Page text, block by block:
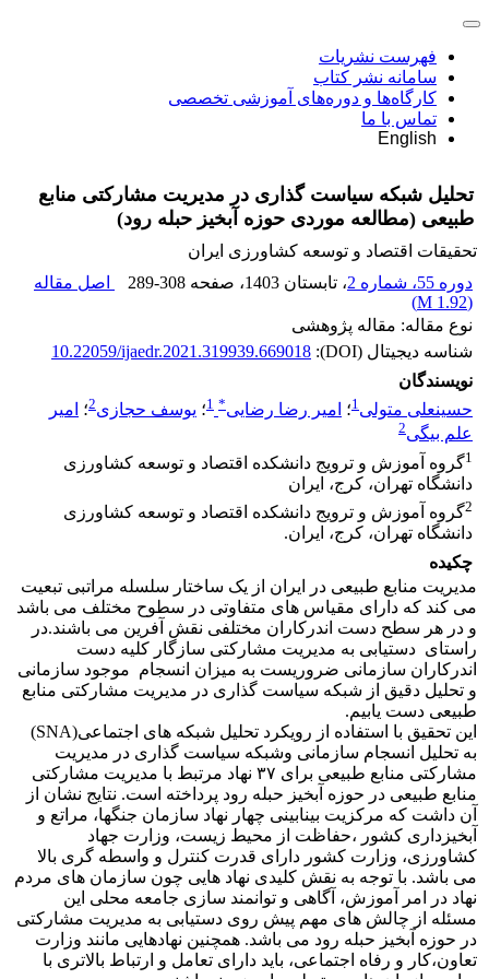
فهرست نشریات
سامانه نشر کتاب
کارگاه‌ها و دوره‌های آموزشی تخصصی
تماس با ما
English
تحلیل شبکه سیاست گذاری در مدیریت مشارکتی منابع
طبیعی (مطالعه موردی حوزه آبخیز حبله رود)
تحقیقات اقتصاد و توسعه کشاورزی ایران
دوره 55، شماره 2
، تابستان 1403 ، صفحه 289-308
اصل مقاله
(
1.92 M
)
نوع مقاله: مقاله پژوهشی
شناسه دیجیتال (DOI):
10.22059/ijaedr.2021.319939.669018
نویسندگان
حسینعلی متولی1؛ امیر رضا رضایی*
1؛ یوسف حجازی2؛ امیر
علم بیگی2
1گروه آموزش و ترویج دانشکده اقتصاد و توسعه کشاورزی
دانشگاه تهران، کرج، ایران
2گروه آموزش و ترویج دانشکده اقتصاد و توسعه کشاورزی
دانشگاه تهران، کرج، ایران.
چکیده
مدیریت منابع طبیعی در ایران از یک ساختار سلسله مراتبی تبعیت
می کند که دارای مقیاس های متفاوتی در سطوح مختلف می باشد
و در هر سطح دست اندرکاران مختلفی نقش آفرین می باشند.در
راستای دستیابی به مدیریت مشارکتی سازگار کلیه دست
اندرکاران سازمانی ضروریست به میزان انسجام موجود سازمانی
و تحلیل دقیق از شبکه سیاست گذاری در مدیریت مشارکتی منابع
طبیعی دست یابیم.
این تحقیق با استفاده از رویکرد تحلیل شبکه های اجتماعی(SNA)
به تحلیل انسجام سازمانی وشبکه سیاست گذاری در مدیریت
مشارکتی منابع طبیعی برای ۳۷ نهاد مرتبط با مدیریت مشارکتی
منابع طبیعی در حوزه آبخیز حبله رود پرداخته است. نتایج نشان از
آن داشت که مرکزیت بینابینی چهار نهاد سازمان جنگها، مراتع و
آبخیزداری کشور ،حفاظت از محیط زیست، وزارت جهاد
کشاورزی، وزارت کشور دارای قدرت کنترل و واسطه گری بالا
می باشد. با توجه به نقش کلیدی نهاد هایی چون سازمان های مردم
نهاد در امر آموزش، آگاهی و توانمند سازی جامعه محلی این
مسئله از چالش های مهم پیش روی دستیابی به مدیریت مشارکتی
در حوزه آبخیز حبله رود می باشد. همچنین نهادهایی مانند وزارت
تعاون،کار و رفاه اجتماعی، باید دارای تعامل و ارتباط بالاتری با